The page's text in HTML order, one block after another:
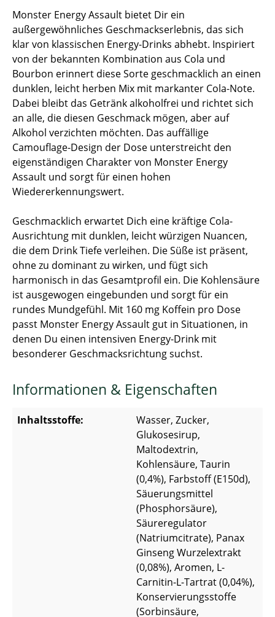
Monster Energy Assault bietet Dir ein
außergewöhnliches Geschmackserlebnis, das sich
klar von klassischen Energy-Drinks abhebt. Inspiriert
von der bekannten Kombination aus Cola und
Bourbon erinnert diese Sorte geschmacklich an einen
dunklen, leicht herben Mix mit markanter Cola-Note.
Dabei bleibt das Getränk alkoholfrei und richtet sich
an alle, die diesen Geschmack mögen, aber auf
Alkohol verzichten möchten. Das auffällige
Camouflage-Design der Dose unterstreicht den
eigenständigen Charakter von Monster Energy
Assault und sorgt für einen hohen
Wiedererkennungswert.
Geschmacklich erwartet Dich eine kräftige Cola-
Ausrichtung mit dunklen, leicht würzigen Nuancen,
die dem Drink Tiefe verleihen. Die Süße ist präsent,
ohne zu dominant zu wirken, und fügt sich
harmonisch in das Gesamtprofil ein. Die Kohlensäure
ist ausgewogen eingebunden und sorgt für ein
rundes Mundgefühl. Mit 160 mg Koffein pro Dose
passt Monster Energy Assault gut in Situationen, in
denen Du einen intensiven Energy-Drink mit
besonderer Geschmacksrichtung suchst.
Informationen & Eigenschaften
Inhaltsstoffe:
Wasser, Zucker,
Glukosesirup,
Maltodextrin,
Kohlensäure, Taurin
(0,4%), Farbstoff (E150d),
Säuerungsmittel
(Phosphorsäure),
Säureregulator
(Natriumcitrate), Panax
Ginseng Wurzelextrakt
(0,08%), Aromen, L-
Carnitin-L-Tartrat (0,04%),
Konservierungsstoffe
(Sorbinsäure,